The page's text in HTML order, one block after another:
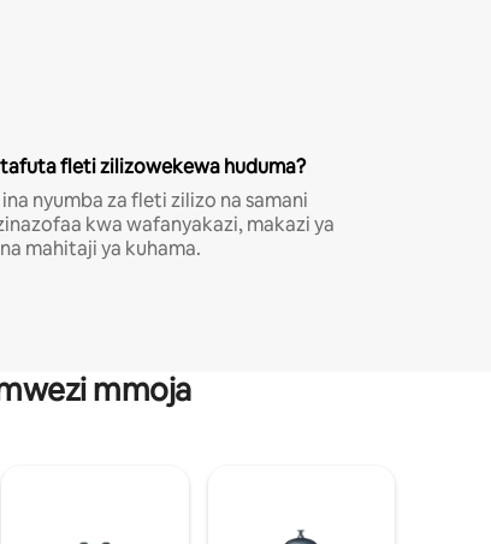
fleti zilizowekewa huduma?
nyumba za fleti zilizo na samani
kwa wafanyakazi, makazi ya
mahitaji ya kuhama.
mmoja